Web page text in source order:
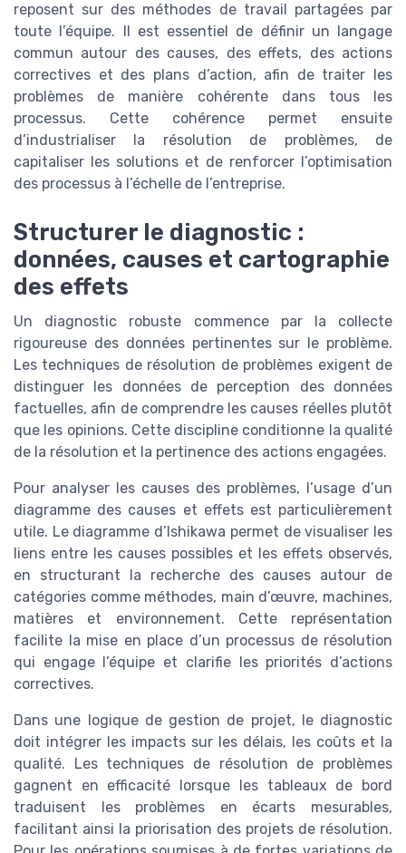
reposent sur des méthodes de travail partagées par
toute l’équipe. Il est essentiel de définir un langage
commun autour des causes, des effets, des actions
correctives et des plans d’action, afin de traiter les
problèmes de manière cohérente dans tous les
processus. Cette cohérence permet ensuite
d’industrialiser la résolution de problèmes, de
capitaliser les solutions et de renforcer l’optimisation
des processus à l’échelle de l’entreprise.
Structurer le diagnostic :
données, causes et cartographie
des effets
Un diagnostic robuste commence par la collecte
rigoureuse des données pertinentes sur le problème.
Les techniques de résolution de problèmes exigent de
distinguer les données de perception des données
factuelles, afin de comprendre les causes réelles plutôt
que les opinions. Cette discipline conditionne la qualité
de la résolution et la pertinence des actions engagées.
Pour analyser les causes des problèmes, l’usage d’un
diagramme des causes et effets est particulièrement
utile. Le diagramme d’Ishikawa permet de visualiser les
liens entre les causes possibles et les effets observés,
en structurant la recherche des causes autour de
catégories comme méthodes, main d’œuvre, machines,
matières et environnement. Cette représentation
facilite la mise en place d’un processus de résolution
qui engage l’équipe et clarifie les priorités d’actions
correctives.
Dans une logique de gestion de projet, le diagnostic
doit intégrer les impacts sur les délais, les coûts et la
qualité. Les techniques de résolution de problèmes
gagnent en efficacité lorsque les tableaux de bord
traduisent les problèmes en écarts mesurables,
facilitant ainsi la priorisation des projets de résolution.